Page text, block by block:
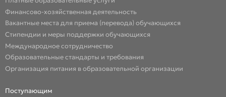
Финансово-хозяйственная деятельность
Вакантные места для приема (перевода) обучающихся
Стипендии и меры поддержки обучающихся
Международное сотрудничество
Образовательные стандарты и требования
Организация питания в образовательной организации
Поступающим